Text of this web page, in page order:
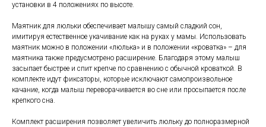
установки в 4 положениях по высоте.
Маятник для люльки обеспечивает малышу самый сладкий сон,
имитируя естественное укачивание как на руках у мамы. Использовать
маятник можно в положении «люлька» и в положении «кроватка» – для
маятника также предусмотрено расширение. Благодаря этому малыш
засыпает быстрее и спит крепче по сравнению с обычной кроваткой. В
комплекте идут фиксаторы, которые исключают самопроизвольное
качание, когда малыш переворачивается во сне или просыпается после
крепкого сна.
Комплект расширения позволяет увеличить люльку до полноразмерной